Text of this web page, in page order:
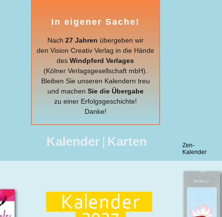
In eigener Sache!
Nach 27 Jahren übergeben wir
den Vision Creativ Verlag in die Hände
des Windpferd Verlages
(Kölner Verlagsgesellschaft mbH).
Bleiben Sie unseren Kalendern treu
und machen Sie die Übergabe
zu einer Erfolgsgeschichte!
Danke!
Kalender | Karten
Zen-
Kalender